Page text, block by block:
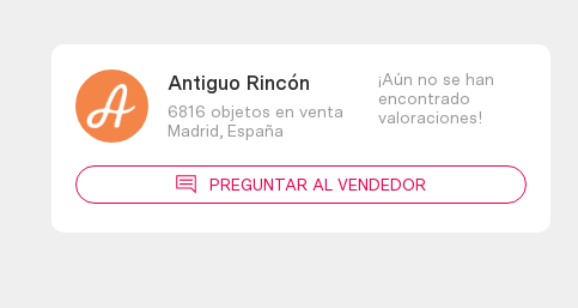
Antiguo Rincón
6816 objetos en venta
Madrid, España
¡Aún no se han
encontrado
valoraciones!
PREGUNTAR AL VENDEDOR